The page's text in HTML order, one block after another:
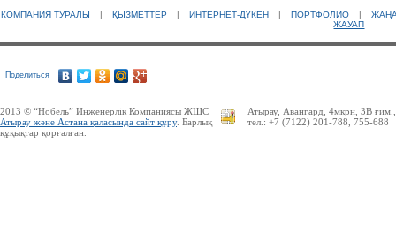
Ресей нарығында бірінші орында
тұрған ірі компаниялардың бірі.
КОМПАНИЯ ТУРАЛЫ | ҚЫЗМЕТТЕР | ИНТЕРНЕТ-ДҮКЕН | ПОРТФОЛИО |
ЖАУАП
Поделиться
2013 © “Нобель” Инженерлік Компаниясы ЖШС
Атырау және Астана қаласында сайт құру. Барлық
құқықтар қорғалған.
Атырау, Авангард, 4мкрн, 3В
тел.: +7 (7122) 201-788, 755-688